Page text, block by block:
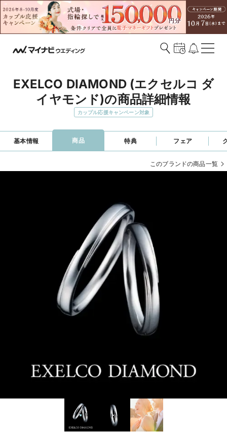
EXELCO DIAMOND (エクセルコ ダ
イヤモンド)の商品詳細情報
カップル応援キャンペーン対象
基本情報 商品 特典 フェア
このブランドの商品一覧